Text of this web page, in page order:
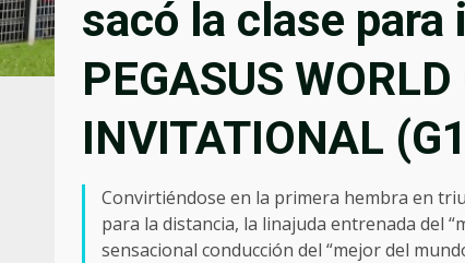
sacó la clase para
PEGASUS
INVITATIONAL
Convirtiéndose en la primera hembra en
para la distancia, la linajuda entrenada del
sensacional conducción del “mejor del